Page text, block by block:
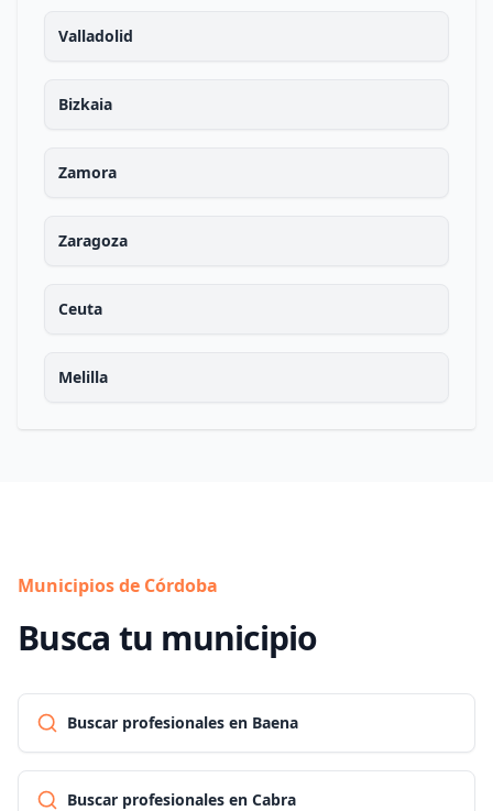
Valladolid
Bizkaia
Zamora
Zaragoza
Ceuta
Melilla
Municipios de Córdoba
Busca tu municipio
Buscar profesionales en Baena
Buscar profesionales en Cabra